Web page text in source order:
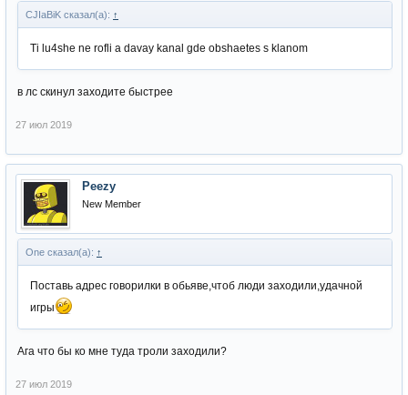
CJIaBiK сказал(а): ↑
Ti lu4she ne rofli a davay kanal gde obshaetes s klanom
в лс скинул заходите быстрее
27 июл 2019
Peezy
New Member
One сказал(а): ↑
Поставь адрес говорилки в обьяве,чтоб люди заходили,удачной
игры
Ага что бы ко мне туда троли заходили?
27 июл 2019